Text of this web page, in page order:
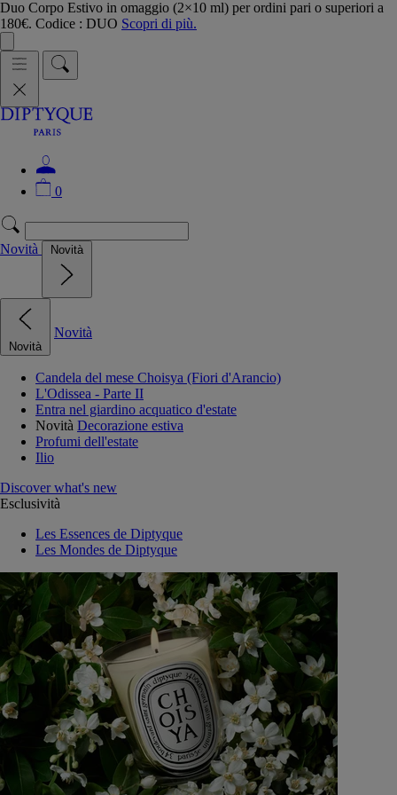
Duo Corpo Estivo in omaggio (2×10 ml) per ordini pari o superiori a
180€. Codice : DUO Scopri di più.
0
Novità Novità
Novità
Novità
Candela del mese Choisya (Fiori d'Arancio)
L'Odissea - Parte II
Entra nel giardino acquatico d'estate
Novità Decorazione estiva
Profumi dell'estate
Ilio
Discover what's new
Esclusività
Les Essences de Diptyque
Les Mondes de Diptyque